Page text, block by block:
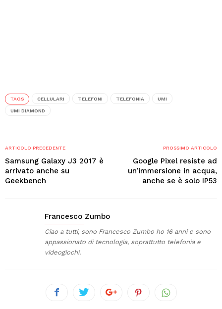
TAGS CELLULARI TELEFONI TELEFONIA UMI
UMI DIAMOND
ARTICOLO PRECEDENTE
Samsung Galaxy J3 2017 è
arrivato anche su
Geekbench
PROSSIMO ARTICOLO
Google Pixel resiste ad
un’immersione in acqua,
anche se è solo IP53
Francesco Zumbo
Ciao a tutti, sono Francesco Zumbo ho 16 anni e sono
appassionato di tecnologia, soprattutto telefonia e
videogiochi.